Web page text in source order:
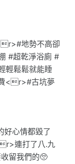
地勢不高卻
#超乾淨浴廁 #
輕鬆鬆就能睡
<r>#古坑夢
心情都毀了
連打了八.九
留我們的🥺